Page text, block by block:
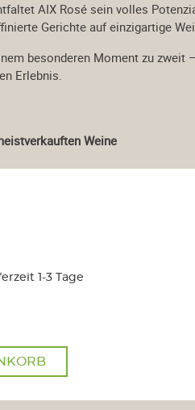
AIX Rosé sein volles
Gerichte auf einzigartige
besonderen Moment zu
Erlebnis.
Weine
1-3 Tage